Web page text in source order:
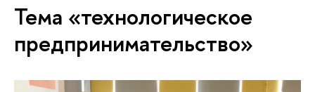
Тема «технологическое
предпринимательство»